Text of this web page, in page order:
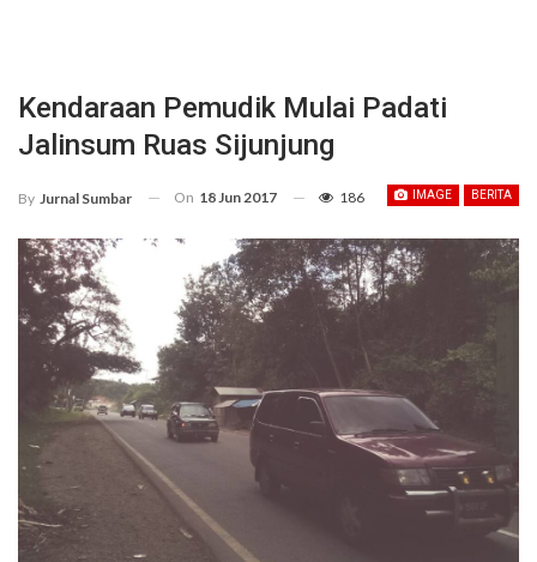
Kendaraan Pemudik Mulai Padati
Jalinsum Ruas Sijunjung
IMAGE BERITA
By Jurnal Sumbar On 18 Jun 2017 186